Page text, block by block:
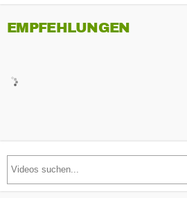
EMPFEHLUNGEN